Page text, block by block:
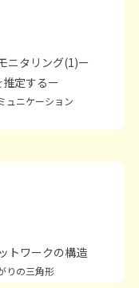
ニタリング(1)ー
定するー
ュニケーション
トワークの構造
りの三角形